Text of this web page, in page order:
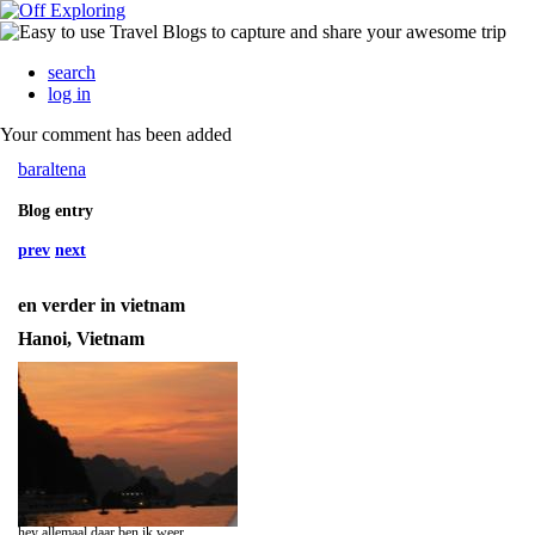
search
log in
Your comment has been added
baraltena
Blog entry
prev next
en verder in vietnam
Hanoi, Vietnam